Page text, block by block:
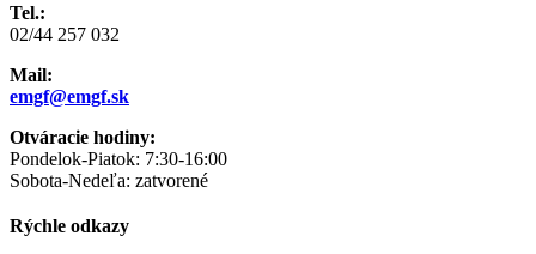
Tel.:
02/44 257 032
Mail:
emgf@emgf.sk
Otváracie hodiny:
Pondelok-Piatok: 7:30-16:00
Sobota-Nedeľa: zatvorené
Rýchle odkazy